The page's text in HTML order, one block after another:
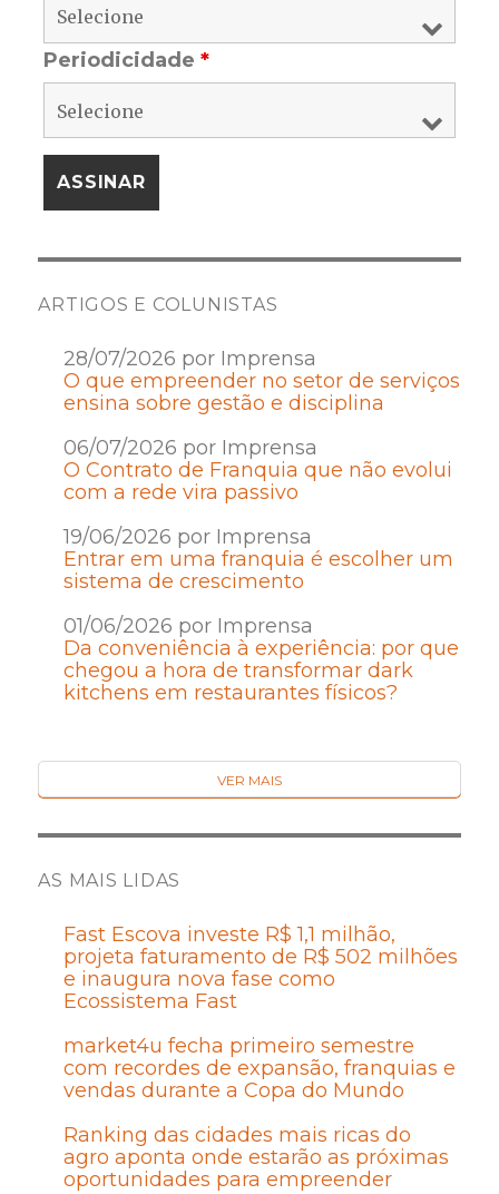
Periodicidade*
ARTIGOS E COLUNISTAS
28/07/2026 por Imprensa
O que empreender no setor de serviços
ensina sobre gestão e disciplina
06/07/2026 por Imprensa
O Contrato de Franquia que não evolui
com a rede vira passivo
19/06/2026 por Imprensa
Entrar em uma franquia é escolher um
sistema de crescimento
01/06/2026 por Imprensa
Da conveniência à experiência: por que
chegou a hora de transformar dark
kitchens em restaurantes físicos?
VER MAIS
AS MAIS LIDAS
Fast Escova investe R$ 1,1 milhão,
projeta faturamento de R$ 502 milhões
e inaugura nova fase como
Ecossistema Fast
market4u fecha primeiro semestre
com recordes de expansão, franquias e
vendas durante a Copa do Mundo
Ranking das cidades mais ricas do
agro aponta onde estarão as próximas
oportunidades para empreender